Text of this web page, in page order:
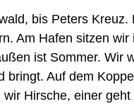
bis Peters
Am Hafen sitzen
ist Sommer. Wir
bringt. Auf dem
Hirsche, einer